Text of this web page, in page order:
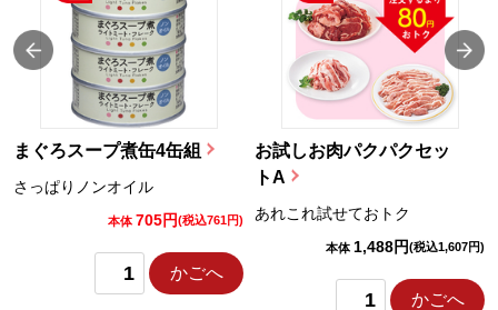
まぐろスープ煮缶4缶組
さっぱりノンオイル
本体 705円(税込761円)
かごへ
お試しお肉パクパクセッ
トA
あれこれ試せておトク
本体 1,488円(税込1,607円)
かごへ